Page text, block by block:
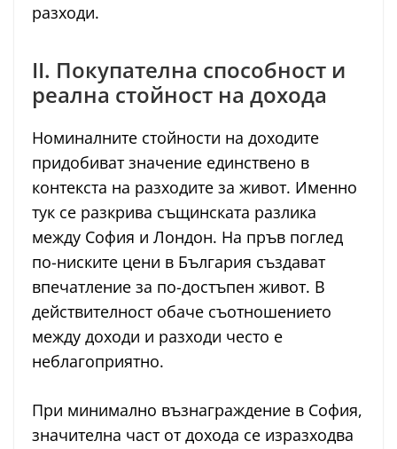
разходи.
II. Покупателна способност и
реална стойност на дохода
Номиналните стойности на доходите
придобиват значение единствено в
контекста на разходите за живот. Именно
тук се разкрива същинската разлика
между София и Лондон. На пръв поглед
по-ниските цени в България създават
впечатление за по-достъпен живот. В
действителност обаче съотношението
между доходи и разходи често е
неблагоприятно.
При минимално възнаграждение в София,
значителна част от дохода се изразходва